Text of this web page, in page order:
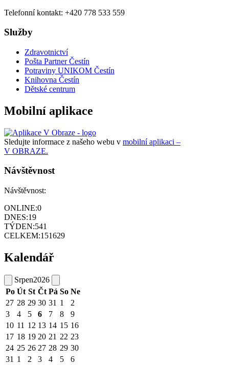
Telefonní kontakt: +420 778 533 559
Služby
Zdravotnictví
Pošta Partner Čestín
Potraviny UNIKOM Čestín
Knihovna Čestín
Dětské centrum
Mobilní aplikace
Sledujte informace z našeho webu v mobilní aplikaci –
V OBRAZE.
Návštěvnost
Návštěvnost:
ONLINE:0
DNES:19
TÝDEN:541
CELKEM:151629
Kalendář
Srpen2026
Po Út St Čt Pá So Ne
27 28 29 30 31 1
2
3
4 5 6 7 8
9
10 11 12 13 14 15 16
17 18 19 20 21 22 23
24 25 26 27 28 29 30
31 1 2 3 4 5 6